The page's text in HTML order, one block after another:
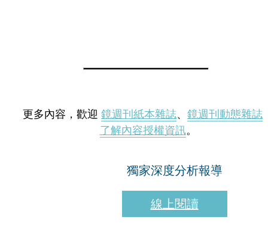
更多內容，歡迎 鏡週刊紙本雜誌、 鏡週刊動態雜誌
了解內容授權資訊。
獨家深度分析報導
線上閱讀